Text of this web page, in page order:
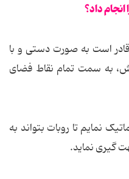
داد؟
قادر است به صورت دستی و با
به سمت تمام نقاط فضای
نمایم تا روبات بتواند به
گیری نماید.